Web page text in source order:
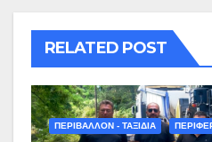
RELATED POST
ΠΕΡΙΒΑΛΛΟΝ - ΤΑΞΙΔΙΑ